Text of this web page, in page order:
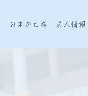
おまかせ隊 求人情報